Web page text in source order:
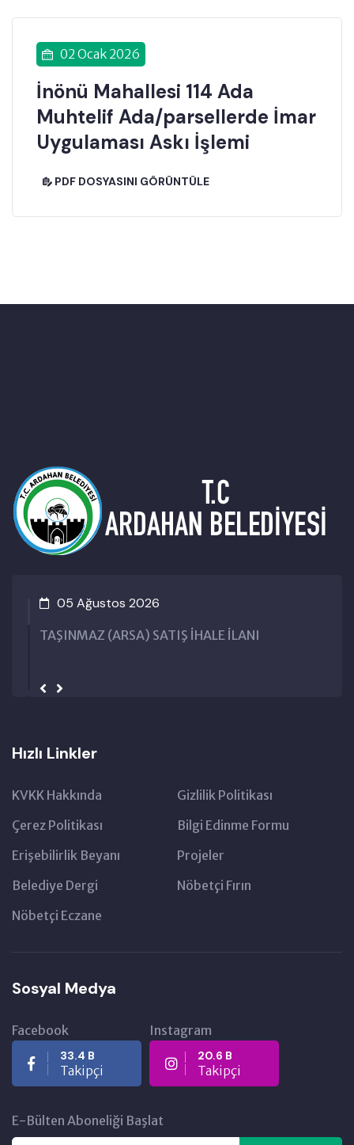
02 Ocak 2026
İnönü Mahallesi 114 Ada
Muhtelif Ada/parsellerde İmar
Uygulaması Askı İşlemi
PDF DOSYASINI GÖRÜNTÜLE
05 Ağustos 2026
TAŞINMAZ (ARSA) SATIŞ İHALE İLANI
Hızlı Linkler
KVKK Hakkında
Gizlilik Politikası
Çerez Politikası
Bilgi Edinme Formu
Erişebilirlik Beyanı
Projeler
Belediye Dergi
Nöbetçi Fırın
Nöbetçi Eczane
Sosyal Medya
Facebook
33.4 B
Takipçi
Instagram
20.6 B
Takipçi
E-Bülten Aboneliği Başlat